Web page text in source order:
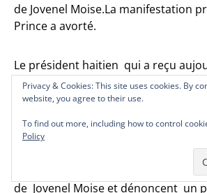
Privacy & Cookies: This site uses cookies. By
website, you agree to their use.
To find out more, including how to control
Policy
de Jovenel Moise.La manifestation
Prince a avorté.
Le président haitien qui a reçu
des Etats Unis. Pour Washington,
Jovenel Moise prend fin le 7 Février
Des partis et organisations proches
le PLANSPA, Nou PARE, la KID,
branche des frères Gué exigent le
de Jovenel Moise et dénoncent un
Privacy & Cookies: This site uses cookies. By
website, you agree to their use.
To find out more, including how to control
Policy
Privacy & Cookies: This site uses cookies. By
website, you agree to their use.
To find out more, including how to control
Policy